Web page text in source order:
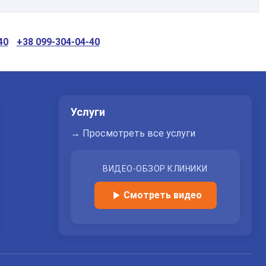
850 грн Заказать услугу
+38 099-304-04-40
Услуги
→ Просмотреть все услуги
ВИДЕО-ОБЗОР КЛИНИКИ
Смотреть видео